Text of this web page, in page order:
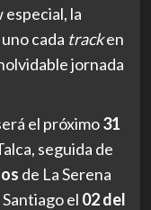
especial, la
cada tracken
jornada
el próximo31
seguida de
de La Serena
el 02 del